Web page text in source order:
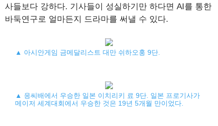
사들보다 강하다. 기사들이 성실하기만 하다면 AI를 통한
바둑연구로 얼마든지 드라마를 써낼 수 있다.
▲ 아시안게임 금메달리스트 대만 쉬하오훙 9단.
▲ 응씨배에서 우승한 일본 이치리키 료 9단. 일본 프로기사가
메이저 세계대회에서 우승한 것은 19년 5개월 만이었다.